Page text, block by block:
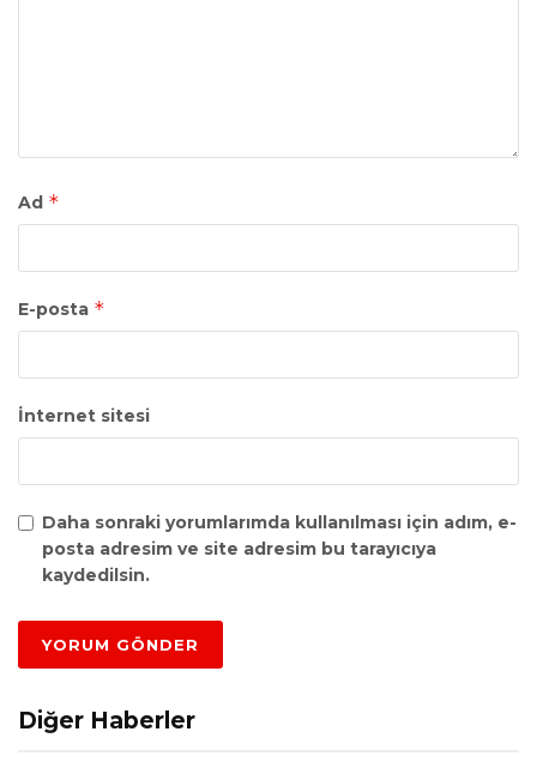
Ad *
E-posta *
İnternet sitesi
Daha sonraki yorumlarımda kullanılması için adım, e-
posta adresim ve site adresim bu tarayıcıya
kaydedilsin.
Diğer Haberler